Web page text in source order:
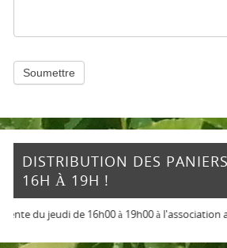
Soumettre
DISTRIBUTION DES
16H À 19H !
du jeudi de 16h00 à 19h00 à l'association